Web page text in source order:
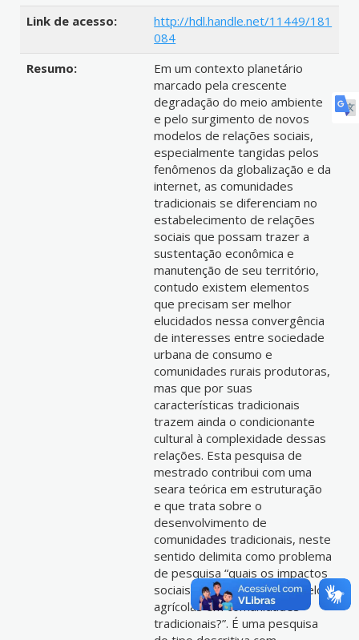
Link de acesso:
http://hdl.handle.net/11449/181
084
Resumo:
Em um contexto planetário
marcado pela crescente
degradação do meio ambiente
e pelo surgimento de novos
modelos de relações sociais,
especialmente tangidas pelos
fenômenos da globalização e da
internet, as comunidades
tradicionais se diferenciam no
estabelecimento de relações
sociais que possam trazer a
sustentação econômica e
manutenção de seu território,
contudo existem elementos
que precisam ser melhor
elucidados nessa convergência
de interesses entre sociedade
urbana de consumo e
comunidades rurais produtoras,
mas que por suas
características tradicionais
trazem ainda o condicionante
cultural à complexidade dessas
relações. Esta pesquisa de
mestrado contribui com uma
seara teórica em estruturação
e que trata sobre o
desenvolvimento de
comunidades tradicionais, neste
sentido delimita como problema
de pesquisa “quais os impactos
sociais da transição de modelos
agrícolas em comunidades
tradicionais?”. É uma pesquisa